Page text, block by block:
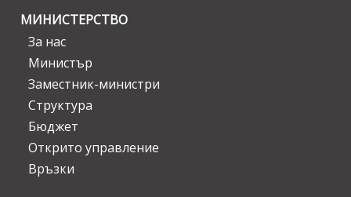
МИНИСТЕРСТВО
За нас
Министър
Заместник-министри
Структура
Бюджет
Открито управление
Връзки